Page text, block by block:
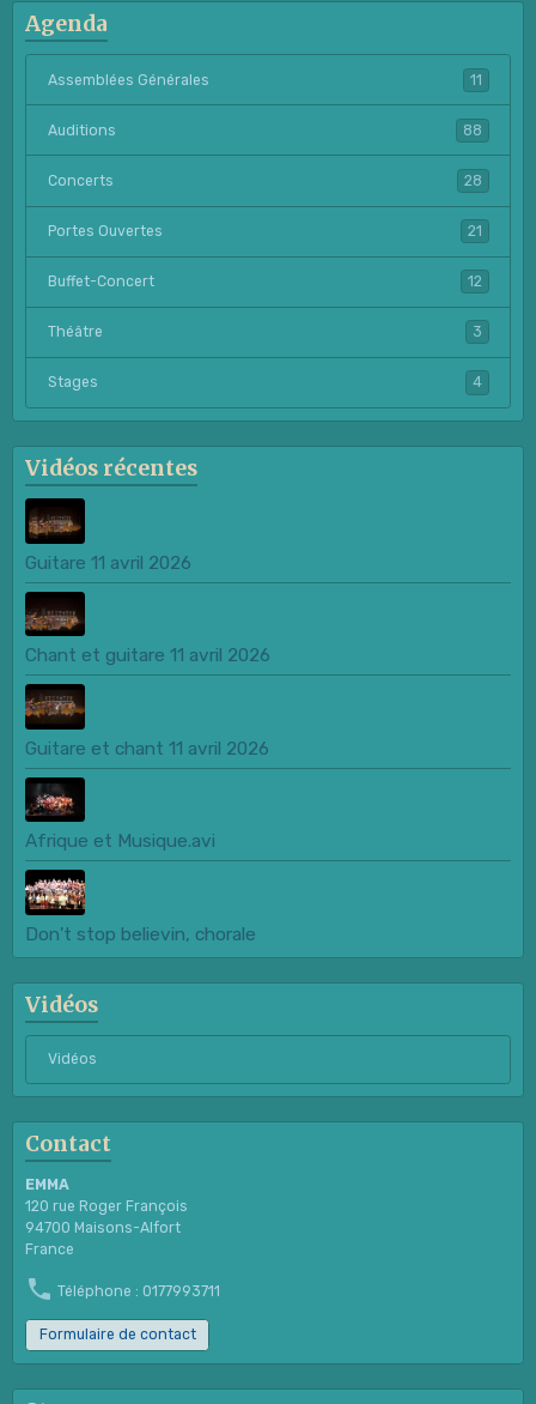
Agenda
Assemblées Générales 11
Auditions 88
Concerts 28
Portes Ouvertes 21
Buffet-Concert 12
Théâtre 3
Stages 4
Vidéos récentes
Guitare 11 avril 2026
Chant et guitare 11 avril 2026
Guitare et chant 11 avril 2026
Afrique et Musique.avi
Don't stop believin, chorale
Vidéos
Vidéos
Contact
EMMA
120 rue Roger François
94700 Maisons-Alfort
France
Téléphone : 0177993711
Formulaire de contact